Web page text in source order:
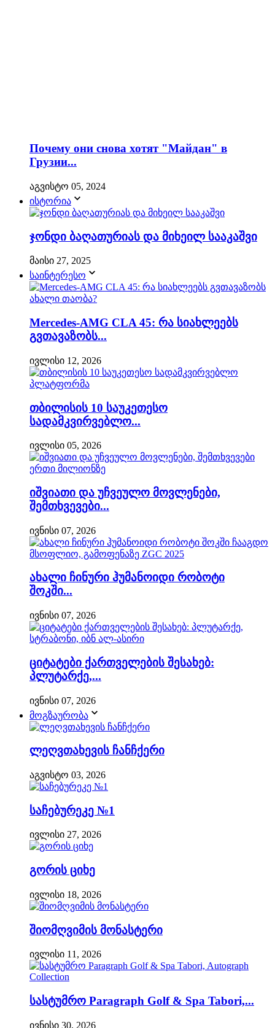
Почему они снова хотят "Майдан" в
Грузии...
აგვისტო 05, 2024
ისტორია
ჯონდი ბაღათურიას და მიხეილ სააკაშვი
მაისი 27, 2025
საინტერესო
Mercedes-AMG CLA 45: რა სიახლეებს
გვთავაზობს...
ივლისი 12, 2026
თბილისის 10 საუკეთესო
სადამკვირვებლო...
ივლისი 05, 2026
იშვიათი და უჩვეულო მოვლენები,
შემთხვევები...
ივნისი 07, 2026
ახალი ჩინური ჰუმანოიდი რობოტი
შოკში...
ივნისი 07, 2026
ციტატები ქართველების შესახებ:
პლუტარქე,...
ივნისი 07, 2026
მოგზაურობა
ლეღვთახევის ჩანჩქერი
აგვისტო 03, 2026
საჩებურეკე №1
ივლისი 27, 2026
გორის ციხე
ივლისი 18, 2026
შიომღვიმის მონასტერი
ივლისი 11, 2026
სასტუმრო Paragraph Golf & Spa Tabori,...
ივნისი 30, 2026